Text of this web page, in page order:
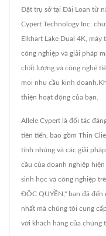
Đặt trụ sở tại Đài Loan từ
Cypert Technology Inc.
Elkhart Lake Dual 4K,
công nghiệp và giải pháp
chất lượng và công nghệ
mọi nhu cầu kinh
thiện hoạt động của bạn.
Allele Cypert là đối tác
tiên tiến, bao gồm Thin
tính nhúng và các giải
cầu của doanh nghiệp
sinh học và công nghiệp
ĐỘC QUYỀN," bạn đã
nhất mà chúng tôi cung
với khách hàng của chúng